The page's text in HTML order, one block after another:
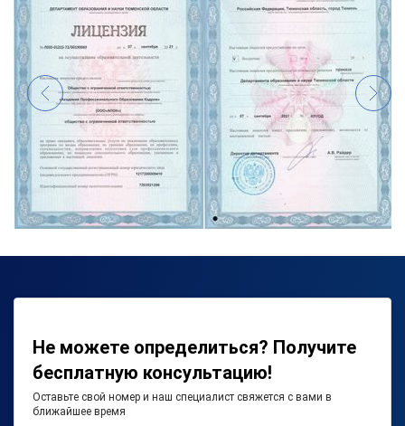
Не можете определиться? Получите
бесплатную консультацию!
Оставьте свой номер и наш специалист свяжется с вами в
ближайшее время